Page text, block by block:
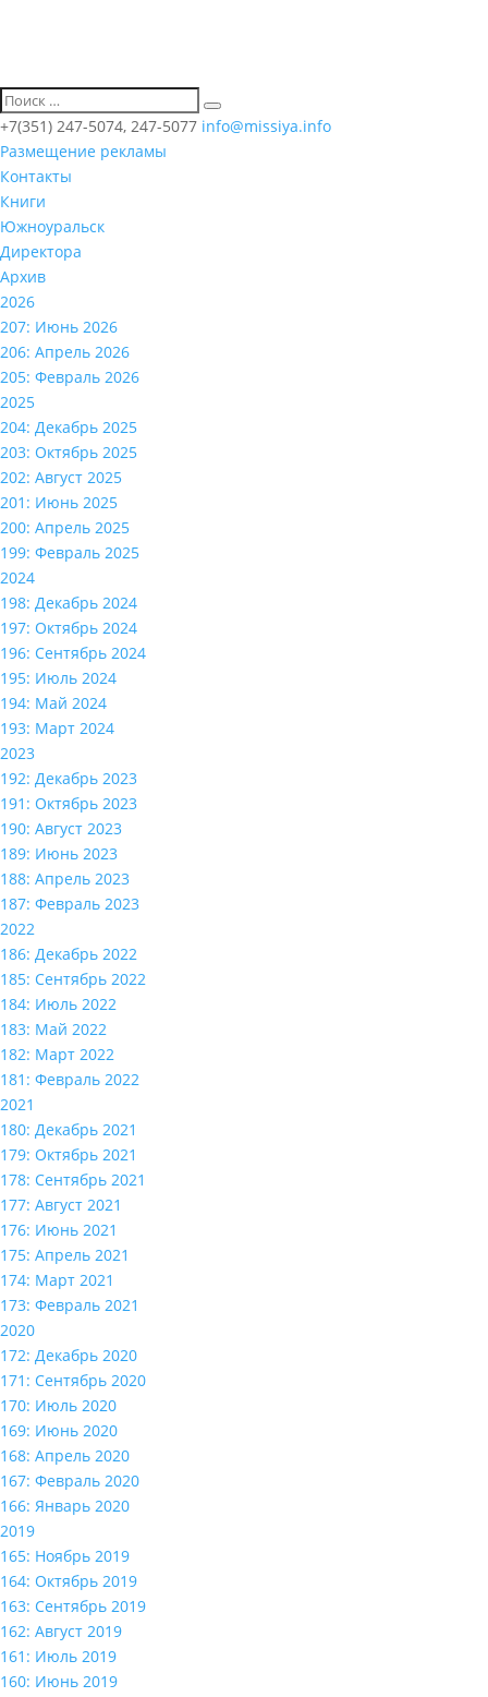
+7(351) 247-5074, 247-5077 info@missiya.info
Размещение рекламы
Контакты
Книги
Южноуральск
Директора
Архив
2026
207: Июнь 2026
206: Апрель 2026
205: Февраль 2026
2025
204: Декабрь 2025
203: Октябрь 2025
202: Август 2025
201: Июнь 2025
200: Апрель 2025
199: Февраль 2025
2024
198: Декабрь 2024
197: Октябрь 2024
196: Сентябрь 2024
195: Июль 2024
194: Май 2024
193: Март 2024
2023
192: Декабрь 2023
191: Октябрь 2023
190: Август 2023
189: Июнь 2023
188: Апрель 2023
187: Февраль 2023
2022
186: Декабрь 2022
185: Сентябрь 2022
184: Июль 2022
183: Май 2022
182: Март 2022
181: Февраль 2022
2021
180: Декабрь 2021
179: Октябрь 2021
178: Сентябрь 2021
177: Август 2021
176: Июнь 2021
175: Апрель 2021
174: Март 2021
173: Февраль 2021
2020
172: Декабрь 2020
171: Сентябрь 2020
170: Июль 2020
169: Июнь 2020
168: Апрель 2020
167: Февраль 2020
166: Январь 2020
2019
165: Ноябрь 2019
164: Октябрь 2019
163: Сентябрь 2019
162: Август 2019
161: Июль 2019
160: Июнь 2019